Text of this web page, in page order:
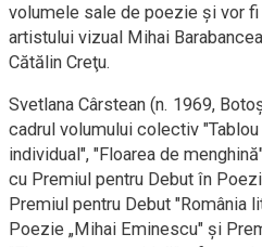
volumele sale de poezie şi vor
artistului vizual Mihai
Cătălin Creţu.
Svetlana Cârstean (n. 1969,
cadrul volumului colectiv
individual", "Floarea de
cu Premiul pentru Debut în
Premiul pentru Debut "România
Poezie „Mihai Eminescu" şi